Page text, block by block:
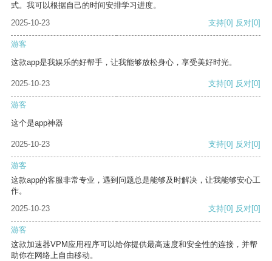
式。我可以根据自己的时间安排学习进度。
2025-10-23
支持[0] 反对[0]
游客
这款app是我娱乐的好帮手，让我能够放松身心，享受美好时光。
2025-10-23 支持[0] 反对[0]
游客
这个是app神器
2025-10-23 支持[0] 反对[0]
游客
这款app的客服非常专业，遇到问题总是能够及时解决，让我能够安心工
作。
2025-10-23
支持[0] 反对[0]
游客
这款加速器VPM应用程序可以给你提供最高速度和安全性的连接，并帮
助你在网络上自由移动。